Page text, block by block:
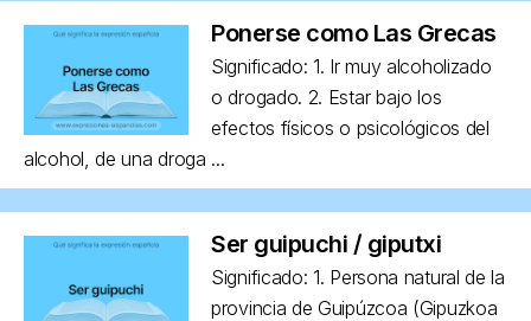
Ponerse como Las Grecas
Significado: 1. Ir muy alcoholizado
o drogado. 2. Estar bajo los
efectos físicos o psicológicos del
alcohol, de una droga ...
Ser guipuchi / giputxi
Significado: 1. Persona natural de la
provincia de Guipúzcoa (Gipuzkoa